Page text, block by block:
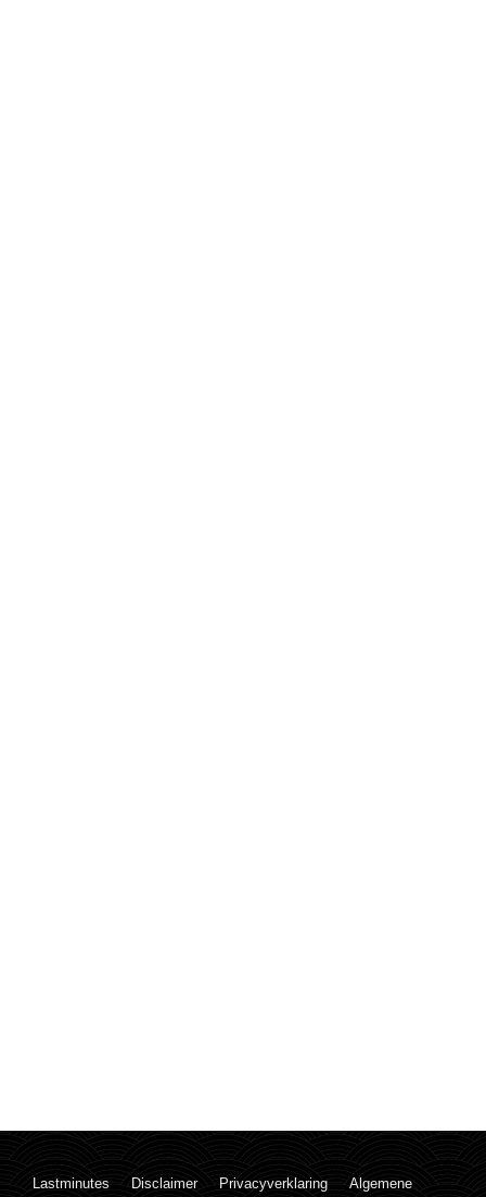
Lastminutes Disclaimer Privacyverklaring
Algemene